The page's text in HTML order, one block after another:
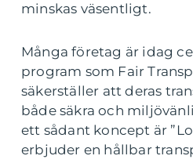
minskas väsentligt.
Många företag är idag
program som Fair
säkerställer att deras
både säkra och
ett sådant koncept är
erbjuder en hållbar